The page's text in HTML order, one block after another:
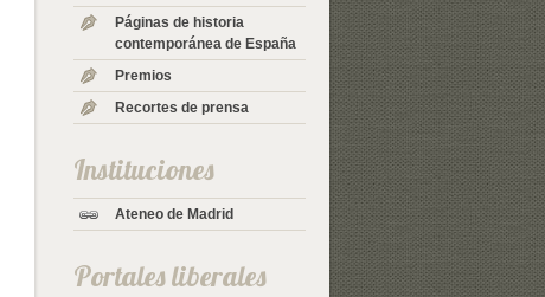
Páginas de historia
contemporánea de España
Premios
Recortes de prensa
Instituciones
Ateneo de Madrid
Portales liberales